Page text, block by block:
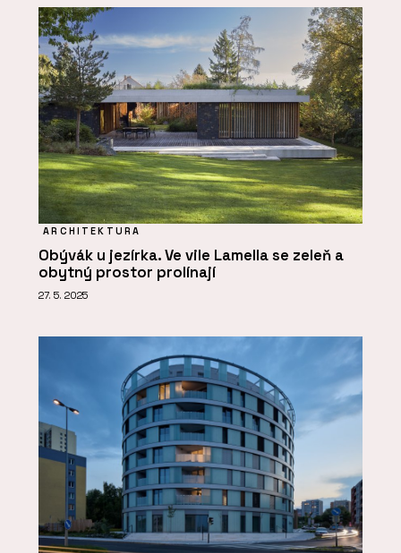
ARCHITEKTURA
Obývák u jezírka. Ve vile Lamella se zeleň a
obytný prostor prolínají
27. 5. 2025